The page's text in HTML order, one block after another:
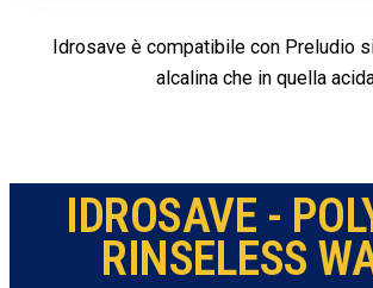
Idrosave è compatibile con Preludio
alcalina che in quella
IDROSAVE -
RINSELESS